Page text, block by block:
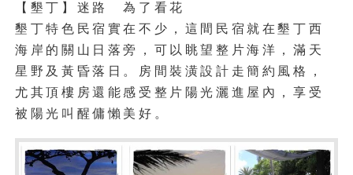
【墾丁】迷路 為了看花
墾丁特色民宿實在不少，這間民宿就在墾丁西
海岸的關山日落旁，可以眺望整片海洋，滿天
星野及黃昏落日。房間裝潢設計走簡約風格，
尤其頂樓房還能感受整片陽光灑進屋內，享受
被陽光叫醒傭懶美好。